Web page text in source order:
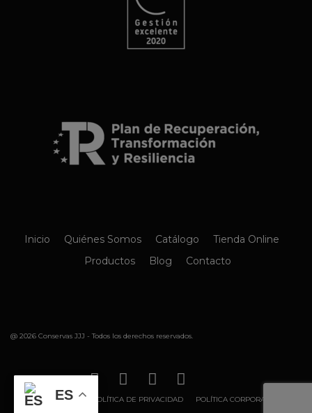
Inicio Quiénes Somos Catálogo
Tienda Online
Productos
Blog Contacto
@ 2026 Conservas JJJ - Todos los derechos reservados.
AVISO LEGAL POLÍTICA DE PRIVACIDAD POLÍTICA CORPORATIVA
ES